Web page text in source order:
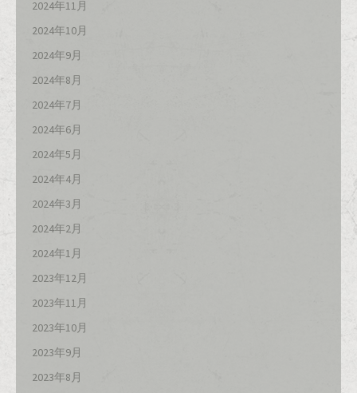
2024年11月
2024年10月
2024年9月
2024年8月
2024年7月
2024年6月
2024年5月
2024年4月
2024年3月
2024年2月
2024年1月
2023年12月
2023年11月
2023年10月
2023年9月
2023年8月